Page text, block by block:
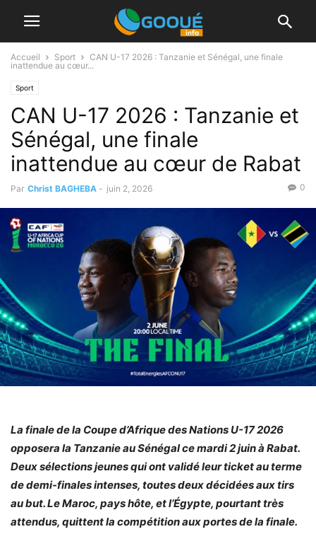
Accueil Sport
CAN U-17 2026 : Tanzanie et Sénégal, une finale
inattendue au cœur...
Sport
CAN U-17 2026 : Tanzanie et
Sénégal, une finale
inattendue au cœur de Rabat
Par Christ BAGHEBA - juin 2, 2026 0
La finale de la Coupe d’Afrique des Nations U-17 2026
opposera la Tanzanie au Sénégal ce mardi 2 juin à Rabat.
Deux sélections jeunes qui ont validé leur ticket au terme
de demi-finales intenses, toutes deux décidées aux tirs
au but. Le Maroc, pays hôte, et l’Égypte, pourtant très
attendus, quittent la compétition aux portes de la finale.